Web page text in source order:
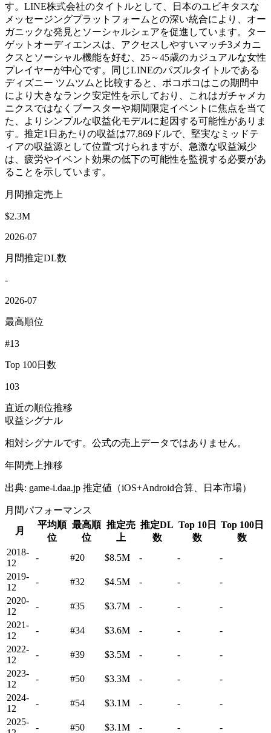
す。LINE株式会社のタイトルとして、日本のユビキタスな
メッセージングプラットフォームとの深い統合により、オー
ガニックな発見とソーシャルシェアを促進しています。ター
ゲットオーディエンスは、アクセスしやすいマッチ3メカニ
クスとソーシャル機能を好む、25～45歳のカジュアルな女性
プレイヤーが中心です。同じLINEのパズルタイトルである
ディズニー ツムツムと比較すると、ポコポコはこの期間中
により大きなランク安定性を示しており、これはガチャメカ
ニクスではなくブースターや期間限定イベントに焦点を当て
た、よりシンプルな収益化モデルに起因する可能性がありま
す。推定1日あたりの収益は77,869ドルで、堅実なミッドテ
ィアの収益源として位置づけられますが、急激な収益減少
は、疲労やイベント効果の低下の可能性を監視する必要があ
ることを示しています。
月間推定売上
$2.3M
2026-07
月間推定DL数
-
2026-07
最高順位
#13
Top 100日数
103
直近の順位推移
収益シグナル
相対シグナルです。公式の売上データではありません。
年間売上推移
出典: game-i.daa.jp 推定値（iOS+Android合算、日本市場）
月間パフォーマンス
月
平均順
位
最高順
位
推定売
上
推定DL
数
Top 10日
数
Top 100日
数
2018-
12
- #20 $8.5M - -
-
2019-
12
- #32 $4.5M - -
-
2020-
12
- #35 $3.7M - -
-
2021-
12
- #34 $3.6M - -
-
2022-
12
- #39 $3.5M - -
-
2023-
12
- #50 $3.3M - -
-
2024-
12
- #54 $3.1M - -
-
2025-
- #50 $3.1M - - -